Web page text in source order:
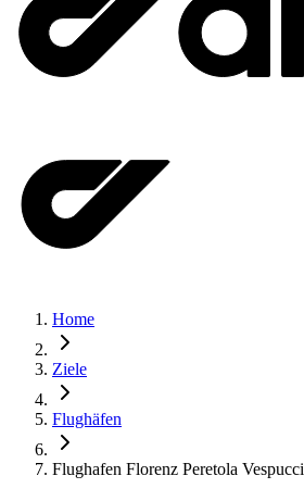
Home
Ziele
Flughäfen
Flughafen Florenz Peretola Vespucci